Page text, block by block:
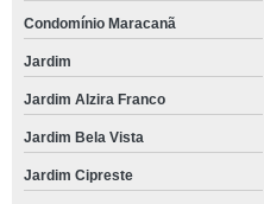
Condomínio Maracanã
Jardim
Jardim Alzira Franco
Jardim Bela Vista
Jardim Cipreste